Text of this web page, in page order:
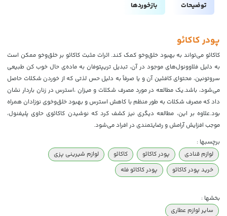
توضیحات بازخوردها
پودر کاکائو
کاکائو می‌تواند به بهبود خلق‌وخو کمک کند. اثرات مثبت کاکائو بر خلق‌وخو ممکن است
به دلیل فلاوونول‌های موجود در آن، تبدیل تریپتوفان به ماده‌ی حال خوب کن طبیعی
سروتونین، محتوای کافئین آن و یا صرفاً به دلیل حس لذتی که از خوردن شکلات حاصل
می‌شود، باشد.یک مطالعه در مورد مصرف شکلات و میزان ،استرس در زنان باردار نشان
داد که مصرف شکلات به طور منظم با کاهش استرس و بهبود خلق‌وخوی نوزادان همراه
بود.علاوه بر این، مطالعه دیگری نیز کشف کرد که نوشیدن کاکائوی حاوی پلیفنول،
موجب افزایش آرامش و رضایتمندی در افراد می‌شود.
برچسبها :
لوازم قنادی
پودر کاکائو کاکائو
لوازم شیرینی پزی
خرید پودر کاکائو
پودر کاکائو فله
بخشها :
سایر لوازم عطاری